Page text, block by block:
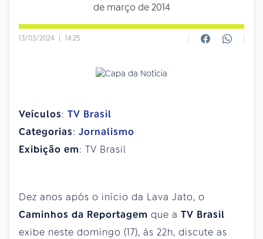
de março de 2014
13/03/2024 | 14:25
Veículos: TV Brasil
Categorias: Jornalismo
Exibição em: TV Brasil
Dez anos após o início da Lava Jato, o
Caminhos da Reportagem que a TV Brasil
exibe neste domingo (17), às 22h, discute as